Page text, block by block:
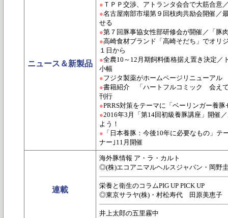
ニュース＆新製品
● ＴＰＰ交渉、アトランタ会合で大筋合意
●名古屋南部市場第９回枝肉共励会開催／
せる
●第７回豚事協女性部研修会が開催／「豚
●高崎食材ブランド「高崎そだち」でオリ
１日から
●全農10～12月期飼料価格据え置き決定／
小幅
●フジタ製薬がホームページリニューアル
●書籍紹介 「ハートフルコミック 会え
刊行
●PRRS対策をテーマに「ベーリンガー養
●2016年3月「第14回初級養豚講座」開催
よう！
● 「日本養豚：今後10年に必要なもの」
ナー｣11月開催
連載
海外豚情報 ア・ラ・カルト
◎(株)エコアニマルヘルスジャパン・岡野
栄養と衛生のコラムPIG UP PICK UP
◎東京サラヤ(株)・村松寿代 田原美恵子
井上太郎の五里霧中